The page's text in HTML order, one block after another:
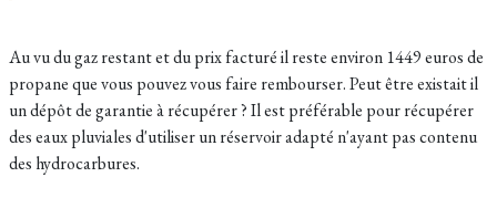
Au vu du gaz restant et du prix facturé il reste environ 1449 euros de
propane que vous pouvez vous faire rembourser. Peut être existait il
un dépôt de garantie à récupérer ? Il est préférable pour récupérer
des eaux pluviales d'utiliser un réservoir adapté n'ayant pas contenu
des hydrocarbures.